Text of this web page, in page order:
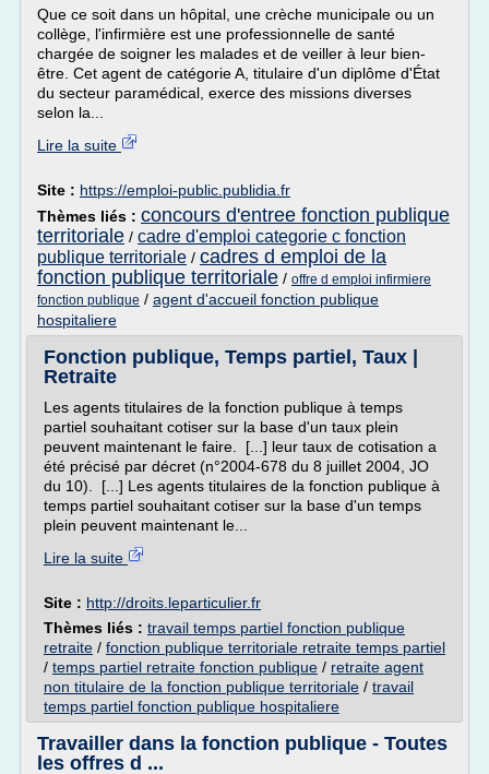
Que ce soit dans un hôpital, une crèche municipale ou un
collège, l'infirmière est une professionnelle de santé
chargée de soigner les malades et de veiller à leur bien-
être. Cet agent de catégorie A, titulaire d'un diplôme d'État
du secteur paramédical, exerce des missions diverses
selon la...
Lire la suite
Site : https://emploi-public.publidia.fr
Thèmes liés : concours d'entree fonction publique
territoriale / cadre d'emploi categorie c fonction
publique territoriale / cadres d emploi de la
fonction publique territoriale / offre d emploi infirmiere
fonction publique / agent d'accueil fonction publique
hospitaliere
Fonction publique, Temps partiel, Taux |
Retraite
Les agents titulaires de la fonction publique à temps
partiel souhaitant cotiser sur la base d'un taux plein
peuvent maintenant le faire. [...] leur taux de cotisation a
été précisé par décret (n°2004-678 du 8 juillet 2004, JO
du 10). [...] Les agents titulaires de la fonction publique à
temps partiel souhaitant cotiser sur la base d'un temps
plein peuvent maintenant le...
Lire la suite
Site : http://droits.leparticulier.fr
Thèmes liés : travail temps partiel fonction publique
retraite / fonction publique territoriale retraite temps partiel
/ temps partiel retraite fonction publique / retraite agent
non titulaire de la fonction publique territoriale / travail
temps partiel fonction publique hospitaliere
Travailler dans la fonction publique - Toutes
les offres d ...